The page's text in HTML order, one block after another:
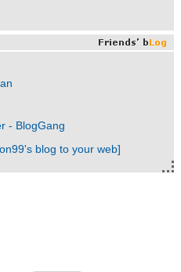
- BlogGang
blog to your web]